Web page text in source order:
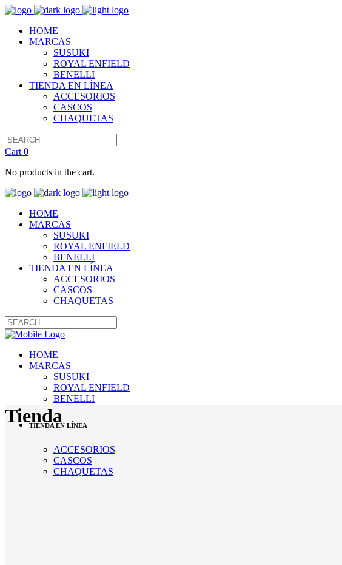
HOME
MARCAS
SUSUKI
ROYAL ENFIELD
BENELLI
TIENDA EN LÍNEA
ACCESORIOS
CASCOS
CHAQUETAS
Cart 0
No products in the cart.
HOME
MARCAS
SUSUKI
ROYAL ENFIELD
BENELLI
TIENDA EN LÍNEA
ACCESORIOS
CASCOS
CHAQUETAS
HOME
MARCAS
SUSUKI
ROYAL ENFIELD
BENELLI
TIENDA EN LÍNEA
ACCESORIOS
CASCOS
CHAQUETAS
Tienda